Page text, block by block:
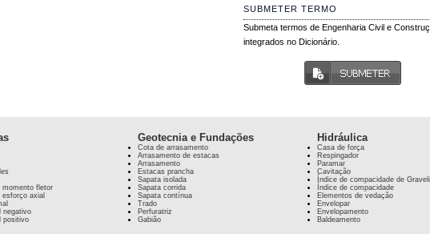
SUBMETER TERMO
Submeta termos de Engenharia Civil e
integrados no Dicionário.
momento fletor
esforço axial
negativo
positivo
Geotecnia e Fundações
Cota de arrasamento
Arrasamento de estacas
Arrasamento
Estacas prancha
Sapata isolada
Sapata corrida
Sapata contínua
Trado
Perfuratriz
Gabião
Hidráulica
Casa de força
Respingador
Paramar
Cavitação
Índice de compacidade de
Índice de compacidade
Elementos de vedação
Envelopar
Envelopamento
Baldeamento